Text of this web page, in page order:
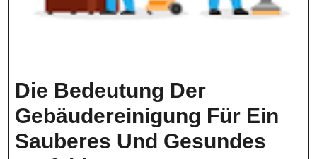
Die Bedeutung Der
Gebäudereinigung Für Ein
Sauberes Und Gesundes